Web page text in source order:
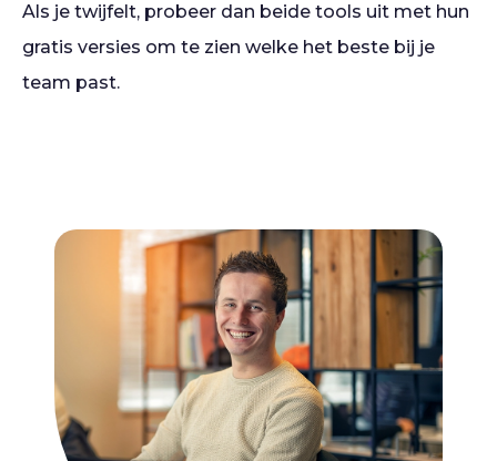
Als je twijfelt, probeer dan beide tools uit met hun
gratis versies om te zien welke het beste bij je
team past.